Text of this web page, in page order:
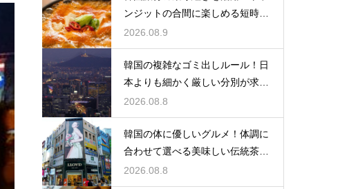
ンジットの合間に楽しめる短時間
の観光
2026.08.9
韓国の複雑なゴミ出しルール！日
本よりも細かく厳しい分別が求め
られる理由
2026.08.8
韓国の体に優しいグルメ！体調に
合わせて選べる美味しい伝統茶の
驚きの効能
2026.08.8